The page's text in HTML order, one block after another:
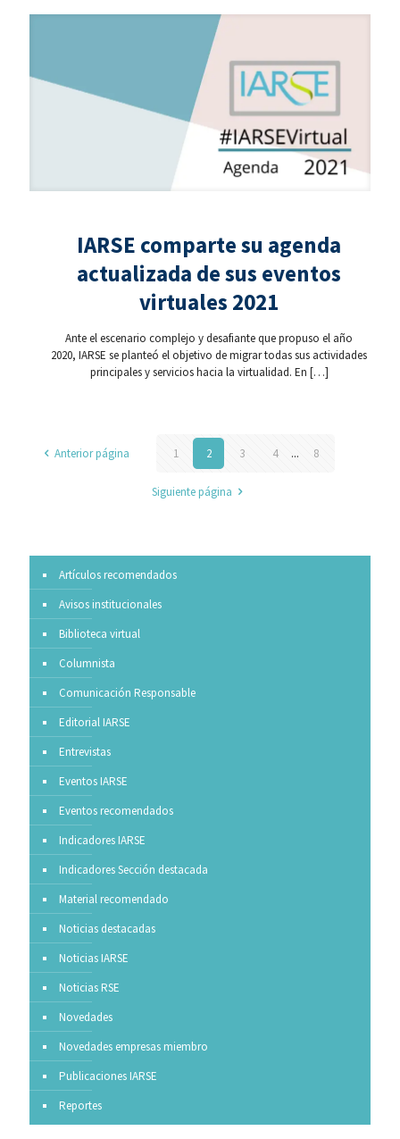
IARSE comparte su agenda
actualizada de sus eventos
virtuales 2021
Ante el escenario complejo y desafiante que propuso el año
2020, IARSE se planteó el objetivo de migrar todas sus actividades
principales y servicios hacia la virtualidad. En […]
Anterior página 1 2 3 4 ... 8
Siguiente página
Artículos recomendados
Avisos institucionales
Biblioteca virtual
Columnista
Comunicación Responsable
Editorial IARSE
Entrevistas
Eventos IARSE
Eventos recomendados
Indicadores IARSE
Indicadores Sección destacada
Material recomendado
Noticias destacadas
Noticias IARSE
Noticias RSE
Novedades
Novedades empresas miembro
Publicaciones IARSE
Reportes